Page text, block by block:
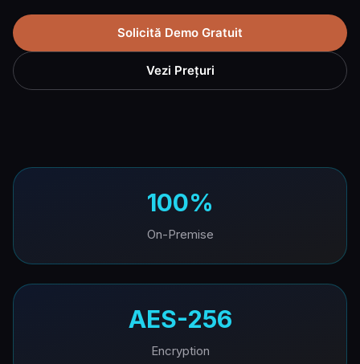
Solicită Demo Gratuit
Vezi Prețuri
100%
On-Premise
AES-256
Encryption